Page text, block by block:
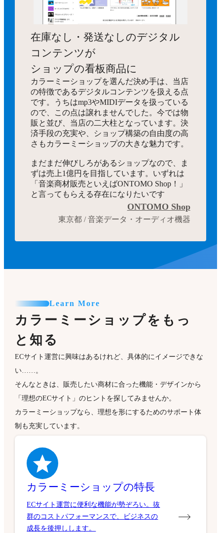
在庫なし・発送なしのデジタル
コンテンツが
ショップの看板商品に
カラーミーショップを選んだ決め手は、当店
の特徴であるデジタルコンテンツを扱える点
です。うちはmp3やMIDIデータを扱っている
ので、この点は譲れませんでした。今では物
販と並び、当店の二大柱となっています。決
済手段の充実や、ショップ構築の自由度の高
さもカラーミーショップの大きな魅力です。
まだまだ伸びしろがあるショップなので、ま
ずは売上1億円を目指しています。いずれは
「音楽商材販売といえばONTOMO Shop！」
と言ってもらえる存在になりたいです
ONTOMO Shop
東京都 / 音楽データ・オーディオ機器
Learn More
カラーミーショップをもっ
と知る
ECサイト運営に興味はあるけれど、具体的にイメージできな
い……。
そんなときは、販売したい商材に合った機能・デザインから
「理想のECサイト」のヒントを探してみませんか。
カラーミーショップなら、理想を形にするためのサポート体
制も充実しています。
カラーミーショップの特長
ECサイト運営に便利な機能が勢ぞろい。抜
群のコストパフォーマンスで、ビジネスの
成長を後押しします。